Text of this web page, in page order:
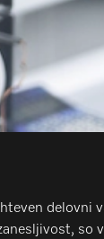
delovni
so